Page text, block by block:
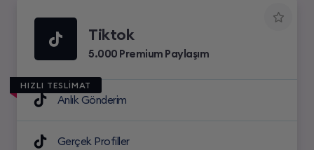
Tiktok
5.000 Premium Paylaşım
HIZLI TESLİMAT
Anlık Gönderim
Gerçek Profiller